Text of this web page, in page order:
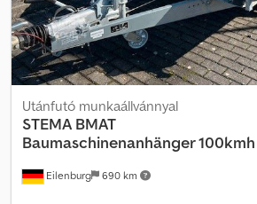
sok más. Az esetleges hibákért és
változtatás jogát fenntartjuk. Crodpfx
Eilenburg 690 km
Utánfutó munkaállvánnyal
STEMA BMAT
Baumaschinenanhänger 100kmh